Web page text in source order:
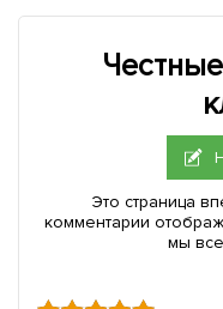
Это страница
комментарии
мы